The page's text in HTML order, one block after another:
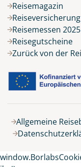
Reisemagazin
Reiseversicherung
Reisemessen
Reisegutscheine
Zurück von der
Allgemeine